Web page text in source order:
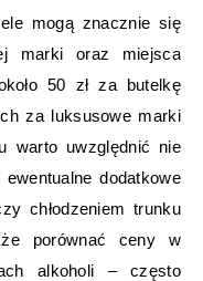
mogą znacznie się
marki oraz miejsca
50 zł za butelkę
za luksusowe marki
warto uwzględnić nie
dodatkowe
chłodzeniem trunku
porównać ceny w
alkoholi – często